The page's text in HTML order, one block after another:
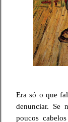
Era só o que
denunciar. Se
poucos